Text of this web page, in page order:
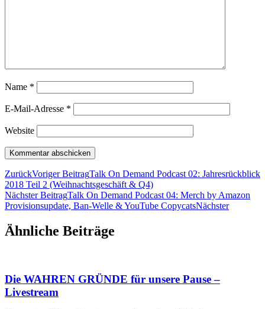
Name *
E-Mail-Adresse *
Website
ZurückVoriger BeitragTalk On Demand Podcast 02: Jahresrückblick
2018 Teil 2 (Weihnachtsgeschäft & Q4)
Nächster BeitragTalk On Demand Podcast 04: Merch by Amazon
Provisionsupdate, Ban-Welle & YouTube CopycatsNächster
Ähnliche Beiträge
Die WAHREN GRÜNDE für unsere Pause –
Livestream